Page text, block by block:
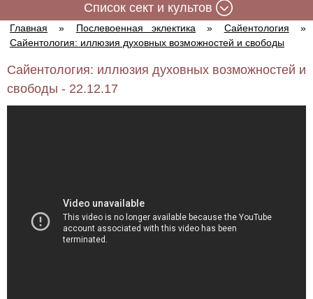
Cписок сект и культов
Главная » Послевоенная эклектика » Сайентология
»
Сайентология: иллюзия духовных возможностей и свободы
Сайентология: иллюзия духовных возможностей и
свободы - 22.12.17